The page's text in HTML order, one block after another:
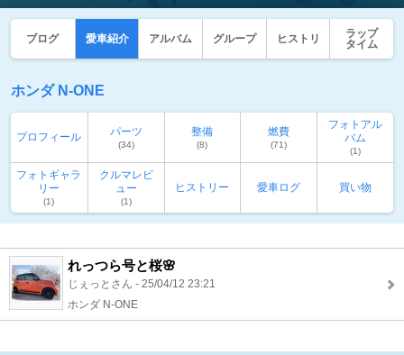
ブログ 愛車紹介 アルバム グループ ヒストリ
ラップ
タイム
ホンダ N-ONE
プロフィール パーツ
(34)
整備
(8)
燃費
(71)
フォトアル
バム
(1)
フォトギャラ
リー
(1)
クルマレビ
ュー
(1)
ヒストリー 愛車ログ 買い物
れっつら号と桜🌸
じぇっとさん - 25/04/12 23:21
ホンダ N-ONE